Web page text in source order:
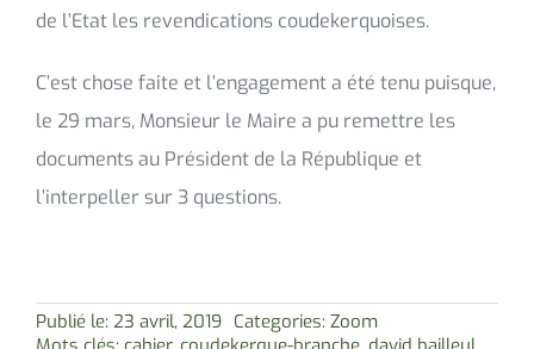
de l’Etat les revendications coudekerquoises.
C’est chose faite et l’engagement a été tenu puisque,
le 29 mars, Monsieur le Maire a pu remettre les
documents au Président de la République et
l’interpeller sur 3 questions.
Publié le: 23 avril, 2019 Categories: Zoom